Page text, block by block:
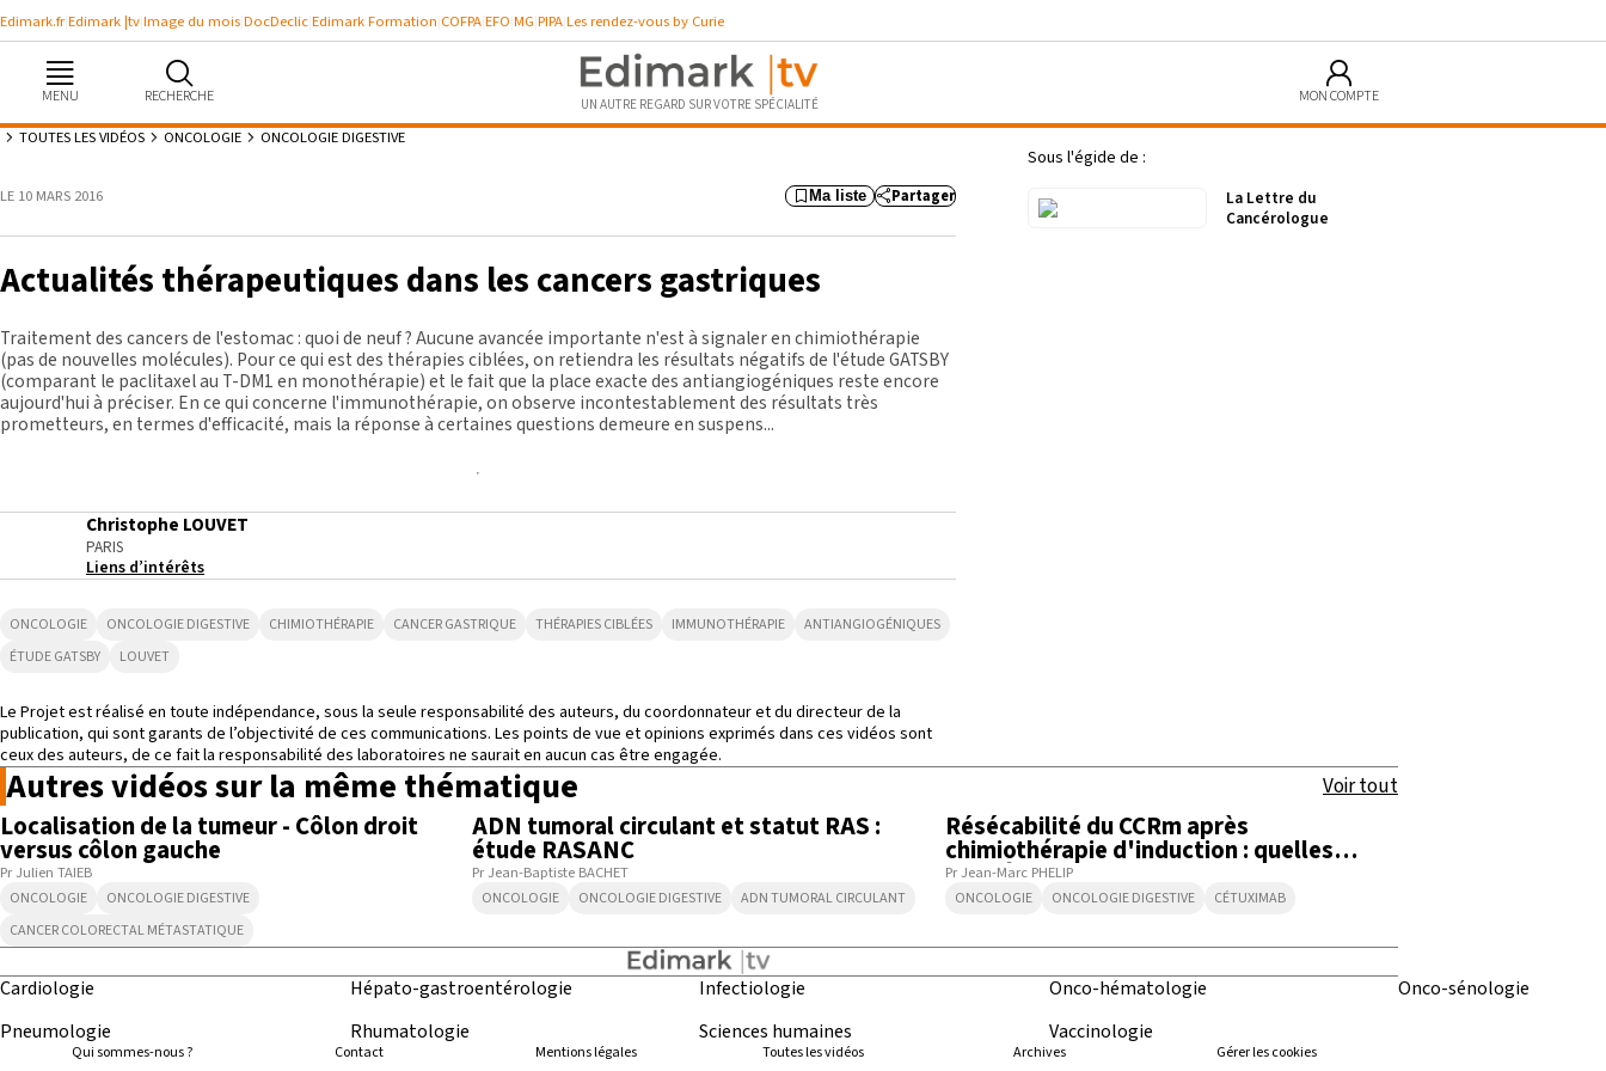
Edimark.frEdimark |tvImage du moisDocDeclicEdimark Formation COFPAEFO MG PIPALes rendez-vous by Curie
MENU RECHERCHE UN AUTRE REGARD SUR VOTRE SPÉCIALITÉ MON COMPTE
Besoin d'aide ?
gratuitement
TOUTES LES VIDÉOS ONCOLOGIE ONCOLOGIE DIGESTIVE
6:36
LE 10 MARS 2016 Ma liste Partager
Actualités thérapeutiques dans les cancers gastriques
Traitement des cancers de l'estomac : quoi de neuf ? Aucune avancée importante n'est à signaler en chimiothérapie
(pas de nouvelles molécules). Pour ce qui est des thérapies ciblées, on retiendra les résultats négatifs de l'étude GATSBY
(comparant le paclitaxel au T-DM1 en monothérapie) et le fait que la place exacte des antiangiogéniques reste encore
aujourd'hui à préciser. En ce qui concerne l'immunothérapie, on observe incontestablement des résultats très
prometteurs, en termes d'efficacité, mais la réponse à certaines questions demeure en suspens...
Sous l'égide de :
La Lettre du
Cancérologue
Christophe LOUVET
PARIS
Liens d’intérêts
ONCOLOGIE ONCOLOGIE DIGESTIVE CHIMIOTHÉRAPIE CANCER GASTRIQUE THÉRAPIES CIBLÉES IMMUNOTHÉRAPIE
ANTIANGIOGÉNIQUES
ÉTUDE GATSBY
LOUVET
Le Projet est réalisé en toute indépendance, sous la seule responsabilité des auteurs, du coordonnateur et du directeur de la
publication, qui sont garants de l’objectivité de ces communications. Les points de vue et opinions exprimés dans ces vidéos sont
ceux des auteurs, de ce fait la responsabilité des laboratoires ne saurait en aucun cas être engagée.
Autres vidéos sur la même thématique Voir tout
3:09
Localisation de la tumeur - Côlon droit
versus côlon gauche
Pr Julien TAIEB
ONCOLOGIE
ONCOLOGIE DIGESTIVE
CANCER COLORECTAL MÉTASTATIQUE
ADN tumoral circulant et statut RAS :
étude RASANC
Pr Jean-Baptiste BACHET
ONCOLOGIE ONCOLOGIE DIGESTIVE ADN TUMORAL CIRCULANT
5:29
Résécabilité du CCRm après
chimiothérapie d'induction : quelles
données cliniques ?
Pr Jean-Marc PHELIP
ONCOLOGIE ONCOLOGIE DIGESTIVE CÉTUXIMAB
Cardiologie Hépato-gastroentérologie Infectiologie Onco-hématologie
Onco-sénologie
Pneumologie
Rhumatologie Sciences humaines Vaccinologie
Qui sommes-nous ? Contact Mentions légales Toutes les vidéos Archives Gérer les cookies